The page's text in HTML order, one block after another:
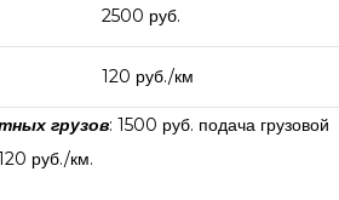
2500 руб.
120 руб./км
грузов: 1500 руб. подача грузовой
руб./км.